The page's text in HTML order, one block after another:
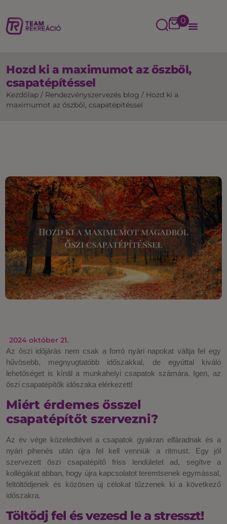
0
Hozd ki a maximumot az őszből,
csapatépítéssel
Kezdőlap / Rendezvényszervezés blog / Hozd ki a
maximumot az őszből, csapatépítéssel
2024 október 21.
Az őszi időjárás nem csak a forró nyári napokat váltja fel egy
hűvösebb, megnyugtatóbb időszakkal, de egyúttal kiváló
lehetőséget is kínál a munkahelyi csapatok számára. Igen, az
őszi csapatépítők időszaka elérkezett!
Miért érdemes ősszel
csapatépítőt szervezni?
Az év vége közeledtével a csapatok gyakran elfáradnak és a
nyári pihenés után újra fel kell venniük a ritmust. Egy jól
szervezett őszi csapatépítő friss lendületet ad, segítve a
kollégákat abban, hogy újra kapcsolatot teremtsenek egymással,
feltöltődjenek és közösen új célokat tűzzenek ki a következő
időszakra.
Töltődj fel és vezesd le a stresszt!